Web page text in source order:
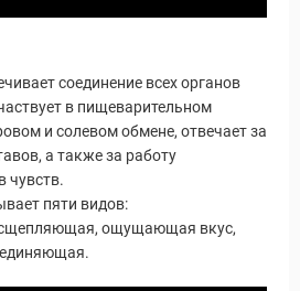
соединение всех органов
в пищеварительном
и солевом обмене, отвечает за
а также за работу
чувств.
пяти видов:
ощущающая вкус,